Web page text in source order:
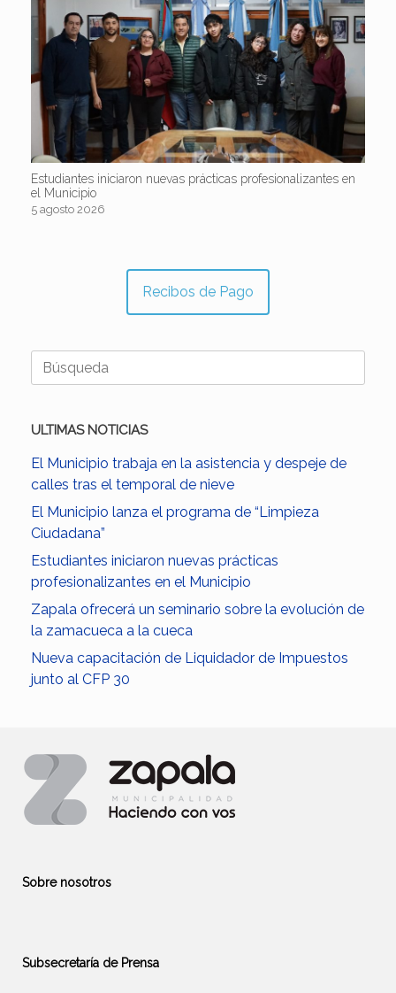
Estudiantes iniciaron nuevas prácticas profesionalizantes en
el Municipio
5 agosto 2026
Recibos de Pago
Buscar:
ULTIMAS NOTICIAS
El Municipio trabaja en la asistencia y despeje de
calles tras el temporal de nieve
El Municipio lanza el programa de “Limpieza
Ciudadana”
Estudiantes iniciaron nuevas prácticas
profesionalizantes en el Municipio
Zapala ofrecerá un seminario sobre la evolución de
la zamacueca a la cueca
Nueva capacitación de Liquidador de Impuestos
junto al CFP 30
Sobre nosotros
Subsecretaría de Prensa